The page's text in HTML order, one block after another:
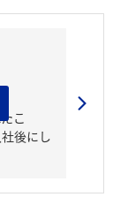
こ
後にし